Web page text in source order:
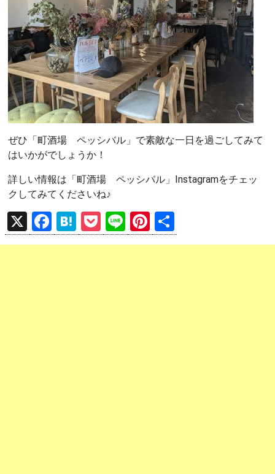
ぜひ「町酒場 ペッシバル」で素敵な一日を過ごしてみて
はいかがでしょうか！
詳しい情報は「町酒場 ペッシバル」Instagramをチェッ
クしてみてくださいね♪
X
F
a
H
at
P
o
Li
n
Pi
nt 有